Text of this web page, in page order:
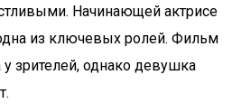
Начинающей актрисе
из ключевых ролей. Фильм
зрителей, однако девушка